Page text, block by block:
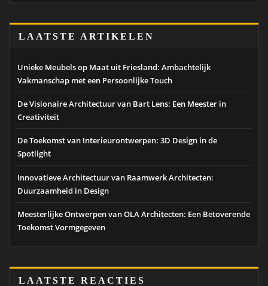
LAATSTE ARTIKELEN
Unieke Meubels op Maat uit Friesland: Ambachtelijk
Vakmanschap met een Persoonlijke Touch
De Visionaire Architectuur van Bart Lens: Een Meester in
Creativiteit
De Toekomst van Interieurontwerpen: 3D Design in de
Spotlight
Innovatieve Architectuur van Raamwerk Architecten:
Duurzaamheid in Design
Meesterlijke Ontwerpen van OLA Architecten: Een Betoverende
Toekomst Vormgegeven
LAATSTE REACTIES